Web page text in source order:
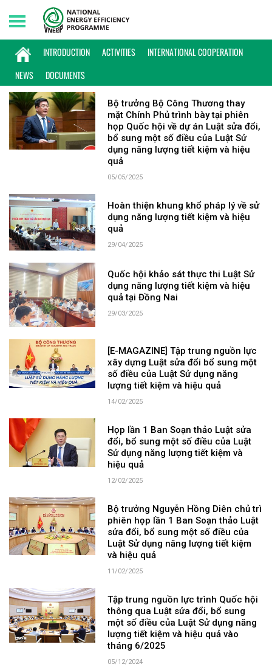
INTRODUCTION ACTIVITIES
INTERNATIONAL COOPERATION
NEWS
DOCUMENTS
Sunday, 09/08/2026 | 21:51 GMT+7
KEYWORD: LUẬT TIẾT KIỆM NĂNG LƯỢNG
Bộ trưởng Bộ Công Thương thay
mặt Chính Phủ trình bày tại phiên
họp Quốc hội về dự án Luật sửa đổi,
bổ sung một số điều của Luật Sử
dụng năng lượng tiết kiệm và hiệu
quả
05/05/2025
Hoàn thiện khung khổ pháp lý về sử
dụng năng lượng tiết kiệm và hiệu
quả
29/04/2025
Quốc hội khảo sát thực thi Luật Sử
dụng năng lượng tiết kiệm và hiệu
quả tại Đồng Nai
29/03/2025
[E-MAGAZINE] Tập trung nguồn lực
xây dựng Luật sửa đổi bổ sung một
số điều của Luật Sử dụng năng
lượng tiết kiệm và hiệu quả
14/02/2025
Họp lần 1 Ban Soạn thảo Luật sửa
đổi, bổ sung một số điều của Luật
Sử dụng năng lượng tiết kiệm và
hiệu quả
12/02/2025
Bộ trưởng Nguyễn Hồng Diên chủ trì
phiên họp lần 1 Ban Soạn thảo Luật
sửa đổi, bổ sung một số điều của
Luật Sử dụng năng lượng tiết kiệm
và hiệu quả
11/02/2025
Tập trung nguồn lực trình Quốc hội
thông qua Luật sửa đổi, bổ sung
một số điều của Luật Sử dụng năng
lượng tiết kiệm và hiệu quả vào
tháng 6/2025
05/12/2024